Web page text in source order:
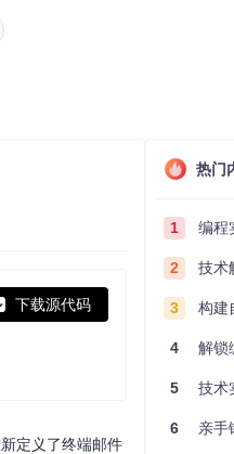
下载源代码
定义了终端邮件
热门
1 编程实
2 技术解
3 构建自
4 解锁编
5 技术实
6 亲手锻